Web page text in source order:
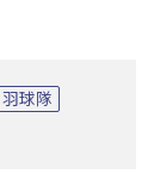
羽球隊